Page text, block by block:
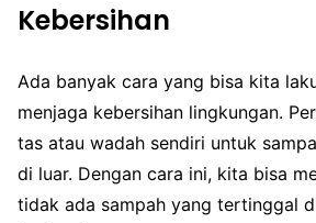
Kebersihan
Ada banyak cara yang bisa kita
menjaga kebersihan lingkungan.
tas atau wadah sendiri untuk
di luar. Dengan cara ini, kita bisa
tidak ada sampah yang tertinggal